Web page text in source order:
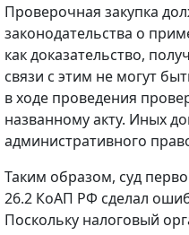
Проверочная закупка
законодательства о
как доказательство,
связи с этим не могут
в ходе проведения
названному акту. Иных
административного
Таким образом, суд
26.2 КоАП РФ сделал
Поскольку налоговый